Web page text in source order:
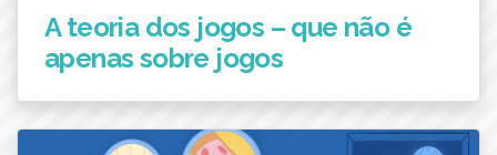
A teoria dos jogos – que não é
apenas sobre jogos